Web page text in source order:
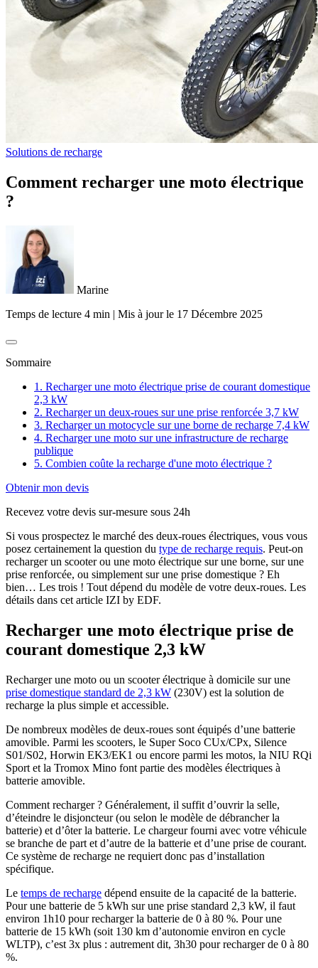
Solutions de recharge
Comment recharger une moto électrique
?
Marine
Temps de lecture 4 min | Mis à jour le 17 Décembre 2025
Sommaire
1. Recharger une moto électrique prise de courant domestique
2,3 kW
2. Recharger un deux-roues sur une prise renforcée 3,7 kW
3. Recharger un motocycle sur une borne de recharge 7,4 kW
4. Recharger une moto sur une infrastructure de recharge
publique
5. Combien coûte la recharge d'une moto électrique ?
Obtenir mon devis
Recevez votre devis sur-mesure sous 24h
Si vous prospectez le marché des deux-roues électriques, vous vous
posez certainement la question du type de recharge requis. Peut-on
recharger un scooter ou une moto électrique sur une borne, sur une
prise renforcée, ou simplement sur une prise domestique ? Eh
bien… Les trois ! Tout dépend du modèle de votre deux-roues. Les
détails dans cet article IZI by EDF.
Recharger une moto électrique prise de
courant domestique 2,3 kW
Recharger une moto ou un scooter électrique à domicile sur une
prise domestique standard de 2,3 kW (230V) est la solution de
recharge la plus simple et accessible.
De nombreux modèles de deux-roues sont équipés d’une batterie
amovible. Parmi les scooters, le Super Soco CUx/CPx, Silence
S01/S02, Horwin EK3/EK1 ou encore parmi les motos, la NIU RQi
Sport et la Tromox Mino font partie des modèles électriques à
batterie amovible.
Comment recharger ? Généralement, il suffit d’ouvrir la selle,
d’éteindre le disjoncteur (ou selon le modèle de débrancher la
batterie) et d’ôter la batterie. Le chargeur fourni avec votre véhicule
se branche de part et d’autre de la batterie et d’une prise de courant.
Ce système de recharge ne requiert donc pas d’installation
spécifique.
Le temps de recharge dépend ensuite de la capacité de la batterie.
Pour une batterie de 5 kWh sur une prise standard 2,3 kW, il faut
environ 1h10 pour recharger la batterie de 0 à 80 %. Pour une
batterie de 15 kWh (soit 130 km d’autonomie environ en cycle
WLTP), c’est 3x plus : autrement dit, 3h30 pour recharger de 0 à 80
%.